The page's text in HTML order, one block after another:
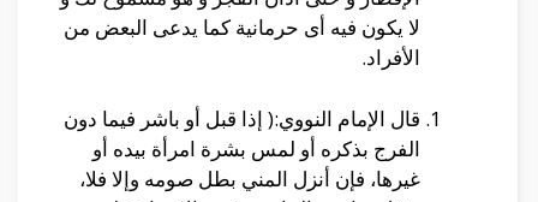
لا يكون فيه أى حرمانية كما يدعى البعض من
الأفراد.
قال الإمام النووي:( إذا قبل أو باشر فيما دون
الفرج بذكره أو لمس بشرة امرأة بيده أو
غيرها، فإن أنزل المني بطل صومه وإلا فلا،